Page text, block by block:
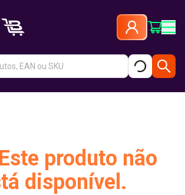
produto não
disponível.